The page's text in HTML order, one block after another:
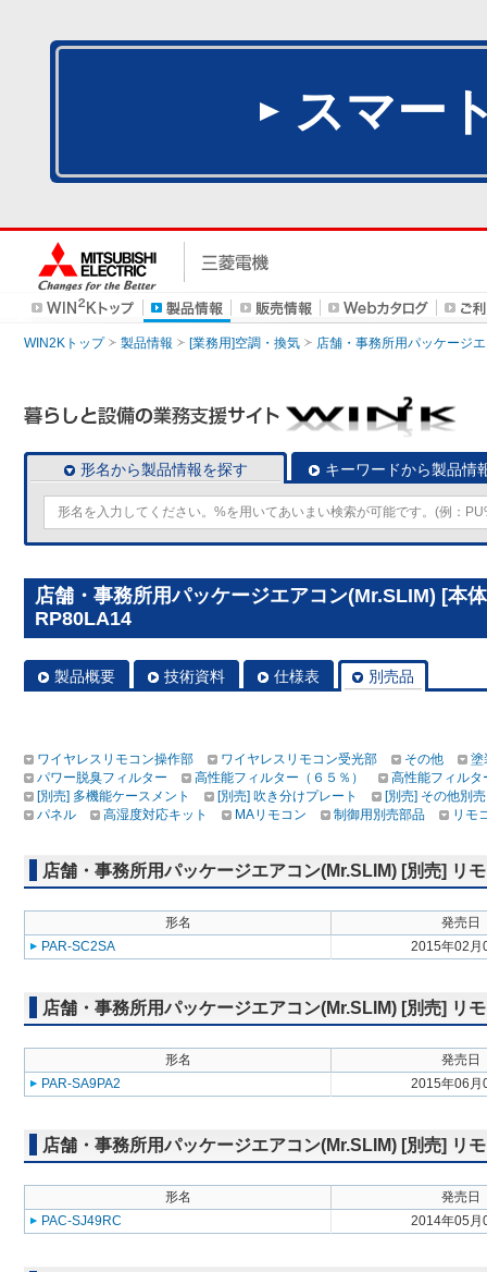
スマー
WIN2Kトップ 製品情報 [業務用]空調・換気 店舗・事務所用パッケージ
形名から製品情報を探す キーワードから製品情
店舗・事務所用パッケージエアコン(Mr.SLIM) [本
RP80LA14
製品概要 技術資料 仕様表 別売品
ワイヤレスリモコン操作部 ワイヤレスリモコン受光部 その他
塗
パワー脱臭フィルター
高性能フィルター（６５％）
高性能フィルタ
[別売] 多機能ケースメント
[別売] 吹き分けプレート
[別売] その他別売
パネル
高湿度対応キット MAリモコン 制御用別売部品 リモ
店舗・事務所用パッケージエアコン(Mr.SLIM) [別売] リ
形名
発売日
PAR-SC2SA
2015年02月
店舗・事務所用パッケージエアコン(Mr.SLIM) [別売] リ
形名
発売日
PAR-SA9PA2
2015年06月
店舗・事務所用パッケージエアコン(Mr.SLIM) [別売] リ
形名
発売日
PAC-SJ49RC
2014年05月